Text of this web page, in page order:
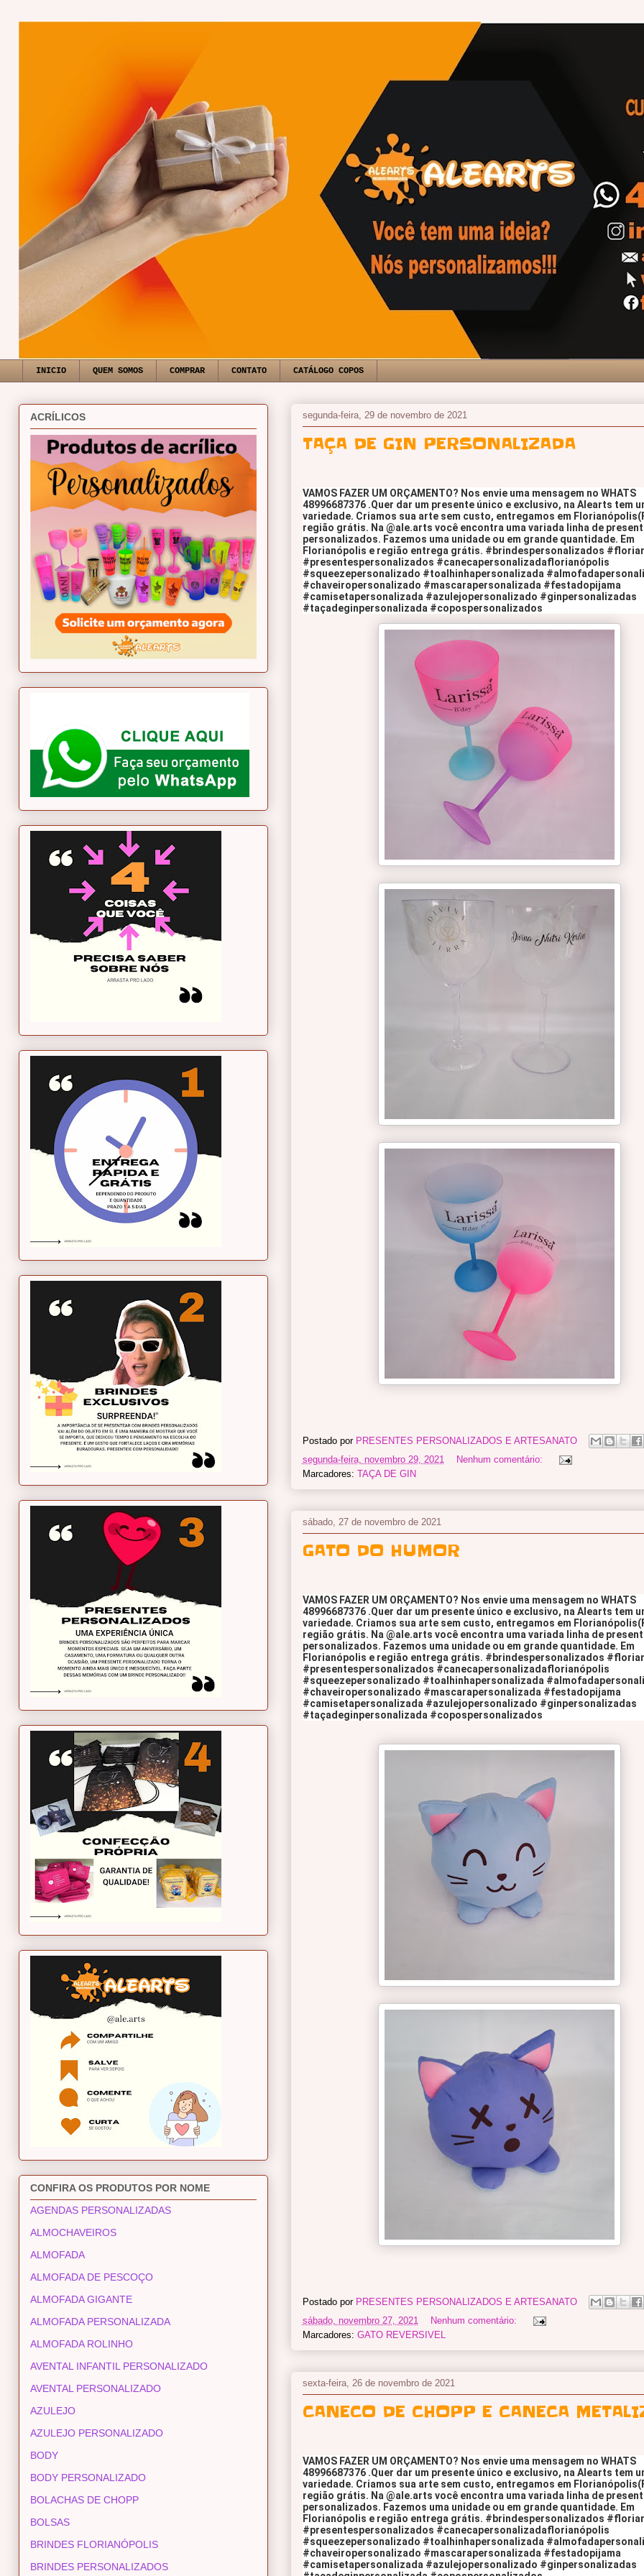
INICIO QUEM SOMOS COMPRAR CONTATO CATÁLOGO COPOS
segunda-feira, 29 de novembro de 2021
TAÇA DE GIN PERSONALIZADA
VAMOS FAZER UM ORÇAMENTO? Nos envie uma mensagem no WHATS
48996687376 .Quer dar um presente único e exclusivo, na Alearts tem
variedade. Criamos sua arte sem custo, entregamos em
região grátis. Na @ale.arts você encontra uma variada linha de
personalizados. Fazemos uma unidade ou em grande quantidade. Em
Florianópolis e região entrega grátis. #brindespersonalizados
#presentespersonalizados #canecapersonalizadaflorianópolis
#squeezepersonalizado #toalhinhapersonalizada
#chaveiropersonalizado #mascarapersonalizada #festadopijama
#camisetapersonalizada #azulejopersonalizado #ginpersonalizadas
#taçadeginpersonalizada #copospersonalizados
Postado por PRESENTES PERSONALIZADOS E ARTESANATO
segunda-feira, novembro 29, 2021
Nenhum comentário:
Marcadores: TAÇA DE GIN
sábado, 27 de novembro de 2021
GATO DO HUMOR
VAMOS FAZER UM ORÇAMENTO? Nos envie uma mensagem no WHATS
48996687376 .Quer dar um presente único e exclusivo, na Alearts tem
variedade. Criamos sua arte sem custo, entregamos em
região grátis. Na @ale.arts você encontra uma variada linha de
personalizados. Fazemos uma unidade ou em grande quantidade. Em
Florianópolis e região entrega grátis. #brindespersonalizados
#presentespersonalizados #canecapersonalizadaflorianópolis
#squeezepersonalizado #toalhinhapersonalizada
#chaveiropersonalizado #mascarapersonalizada #festadopijama
#camisetapersonalizada #azulejopersonalizado #ginpersonalizadas
#taçadeginpersonalizada #copospersonalizados
Postado por PRESENTES PERSONALIZADOS E ARTESANATO
sábado, novembro 27, 2021
Nenhum comentário:
Marcadores: GATO REVERSIVEL
sexta-feira, 26 de novembro de 2021
CANECO DE CHOPP E CANECA
VAMOS FAZER UM ORÇAMENTO? Nos envie uma mensagem no WHATS
48996687376 .Quer dar um presente único e exclusivo, na Alearts tem
variedade. Criamos sua arte sem custo, entregamos em
região grátis. Na @ale.arts você encontra uma variada linha de
personalizados. Fazemos uma unidade ou em grande quantidade. Em
Florianópolis e região entrega grátis. #brindespersonalizados
#presentespersonalizados #canecapersonalizadaflorianópolis
#squeezepersonalizado #toalhinhapersonalizada
#chaveiropersonalizado #mascarapersonalizada #festadopijama
#camisetapersonalizada #azulejopersonalizado #ginpersonalizadas
ACRÍLICOS
CONFIRA OS PRODUTOS POR NOME
AGENDAS PERSONALIZADAS
ALMOCHAVEIROS
ALMOFADA
ALMOFADA DE PESCOÇO
ALMOFADA GIGANTE
ALMOFADA PERSONALIZADA
ALMOFADA ROLINHO
AVENTAL INFANTIL PERSONALIZADO
AVENTAL PERSONALIZADO
AZULEJO
AZULEJO PERSONALIZADO
BODY
BODY PERSONALIZADO
BOLACHAS DE CHOPP
BOLSAS
BRINDES FLORIANÓPOLIS
BRINDES PERSONALIZADOS